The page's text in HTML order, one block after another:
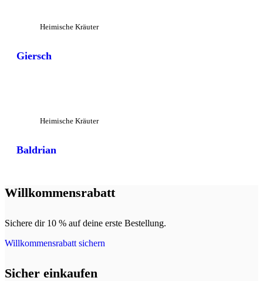
Heimische Kräuter
Giersch
Heimische Kräuter
Baldrian
Willkommensrabatt
Sichere dir 10 % auf deine erste Bestellung.
Willkommensrabatt sichern
Sicher einkaufen